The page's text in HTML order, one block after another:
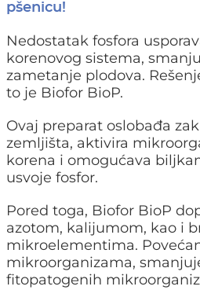
pšenicu!
Nedostatak fosfora
korenovog sistema,
zametanje plodova.
to je Biofor BioP.
Ovaj preparat oslobađa
zemljišta, aktivira
korena i omogućava
usvoje fosfor.
Pored toga, Biofor BioP
azotom, kalijumom, kao i
mikroelementima.
mikroorganizama,
fitopatogenih